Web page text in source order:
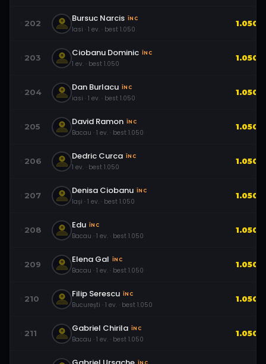
202 Bursuc Narcis ÎNC
Iasi · 1 ev. · best 1.050
1.050
203 Ciobanu Dominic ÎNC
1 ev. · best 1.050
1.050
204 Dan Burlacu ÎNC
iasi · 1 ev. · best 1.050
1.050
205 David Ramon ÎNC
Bacau · 1 ev. · best 1.050
1.050
206 Dedric Curca ÎNC
1 ev. · best 1.050
1.050
207 Denisa Ciobanu ÎNC
Iași · 1 ev. · best 1.050
1.050
208 Edu ÎNC
Bacau · 1 ev. · best 1.050
1.050
209 Elena Gal ÎNC
Bacau · 1 ev. · best 1.050
1.050
210 Filip Serescu ÎNC
București · 1 ev. · best 1.050
1.050
211 Gabriel Chirila ÎNC
Bacau · 1 ev. · best 1.050
1.050
ÎNC